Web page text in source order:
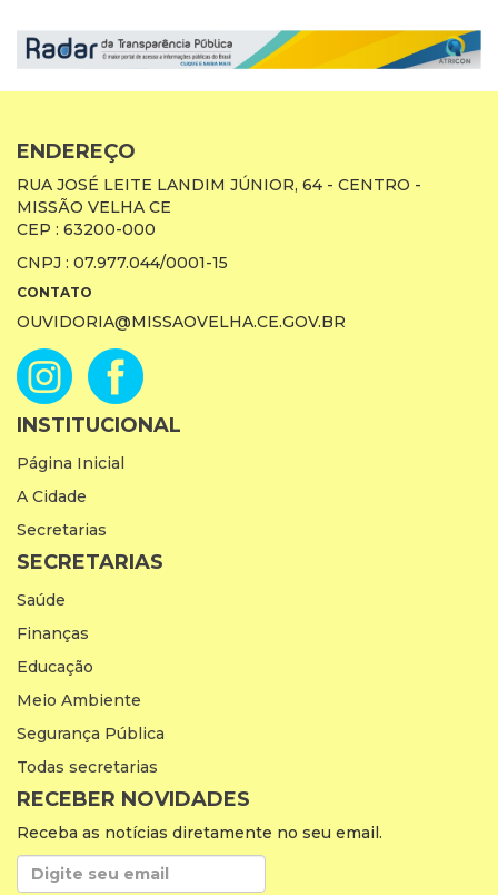
ENDEREÇO
RUA JOSÉ LEITE LANDIM JÚNIOR, 64 - CENTRO -
MISSÃO VELHA CE
CEP : 63200-000
CNPJ : 07.977.044/0001-15
CONTATO
OUVIDORIA@MISSAOVELHA.CE.GOV.BR
INSTITUCIONAL
Página Inicial
A Cidade
Secretarias
SECRETARIAS
Saúde
Finanças
Educação
Meio Ambiente
Segurança Pública
Todas secretarias
RECEBER NOVIDADES
Receba as notícias diretamente no seu email.